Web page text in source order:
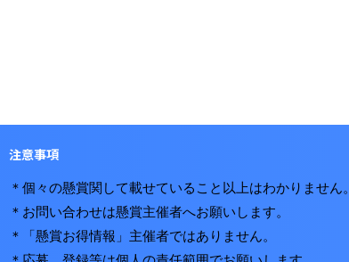
注意事項
＊個々の懸賞関して載せていること以上はわかりません。
＊お問い合わせは懸賞主催者へお願いします。
＊「懸賞お得情報」主催者ではありません。